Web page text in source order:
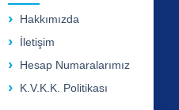
Hakkımızda
İletişim
Hesap Numaralarımız
K.V.K.K. Politikası